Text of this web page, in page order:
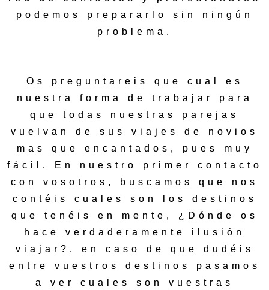
podemos prepararlo sin ningún
problema.
Os preguntareis que cual es
nuestra forma de trabajar para
que todas nuestras parejas
vuelvan de sus viajes de novios
mas que encantados, pues muy
fácil. En nuestro primer contacto
con vosotros, buscamos que nos
contéis cuales son los destinos
que tenéis en mente, ¿Dónde os
hace verdaderamente ilusión
viajar?, en caso de que dudéis
entre vuestros destinos pasamos
a ver cuales son vuestras